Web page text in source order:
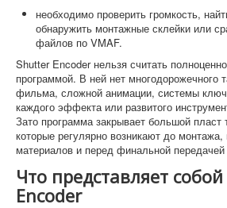
необходимо проверить громкость,
обнаружить монтажные склейки или
файлов по VMAF.
Shutter Encoder нельзя считать
программой. В ней нет многодорожечного
фильма, сложной анимации, системы
каждого эффекта или развитого
Зато программа закрывает большой пласт
которые регулярно возникают до монтажа,
материалов и перед финальной передачей
Что представляет
Encoder